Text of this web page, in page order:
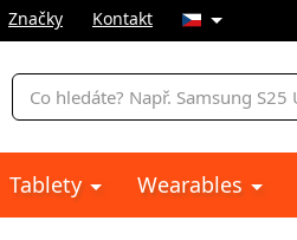
Značky Kontakt
Vyhledávání
Tablety Wearables